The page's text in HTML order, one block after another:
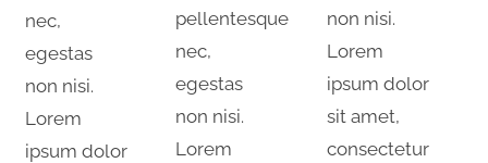
nec,
egestas
non nisi.
Lorem
ipsum dolor
pellentesque
nec,
egestas
non nisi.
Lorem
non nisi.
Lorem
ipsum dolor
sit amet,
consectetur